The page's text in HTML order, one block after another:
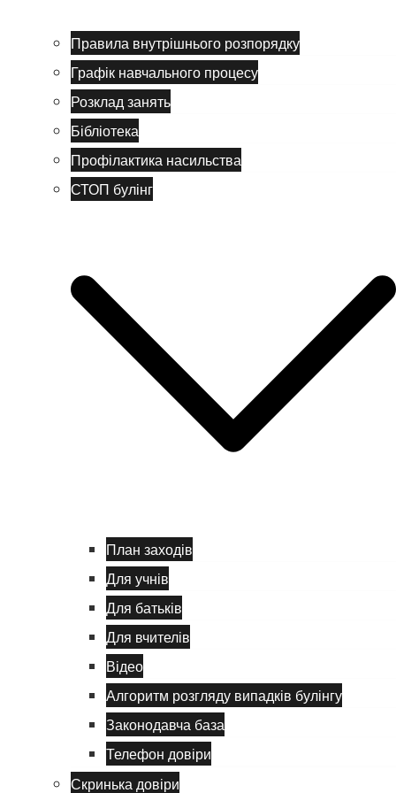
Правила внутрішнього розпорядку
Графік навчального процесу
Розклад занять
Бібліотека
Профілактика насильства
СТОП булінг
План заходів
Для учнів
Для батьків
Для вчителів
Відео
Алгоритм розгляду випадків булінгу
Законодавча база
Телефон довіри
Скринька довіри